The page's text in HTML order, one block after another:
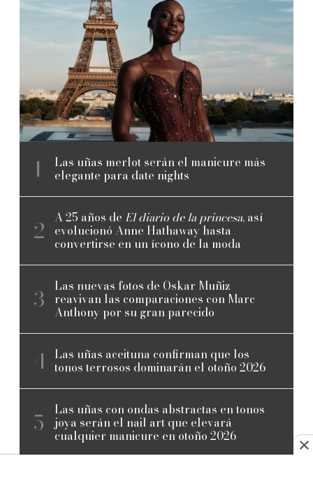
Las uñas merlot serán el manicure más
elegante para date nights
A 25 años de El diario de la princesa, así
evolucionó Anne Hathaway hasta
convertirse en un ícono de la moda
Las nuevas fotos de Oskar Muñiz
reavivan las comparaciones con Marc
Anthony por su gran parecido
Las uñas aceituna confirman que los
tonos terrosos dominarán el otoño 2026
Las uñas con ondas abstractas en tonos
joya serán el nail art que elevará
cualquier manicure en otoño 2026